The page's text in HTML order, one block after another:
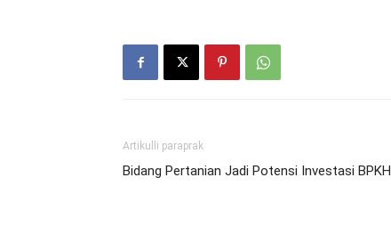
Artikulli paraprak
Bidang Pertanian Jadi Potensi Investasi BPKH